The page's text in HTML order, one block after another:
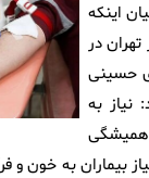
اینکه
در
حسینی
نیاز به
بیماران به خون و